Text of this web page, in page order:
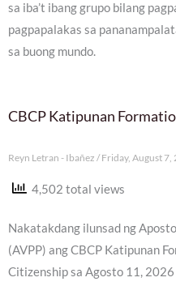
sa iba’t ibang grupo bilang
pagpapalakas sa
sa buong mundo.
CBCP Katipunan
Reyn Letran - Ibañez Friday, August 7,
4,502 total views
Nakatakdang ilunsad ng
(AVPP) ang CBCP Katipunan
Citizenship sa Agosto 11, 2026